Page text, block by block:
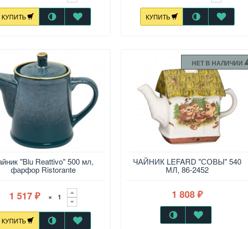
КУПИТЬ КУПИТЬ
"Blu Reattivo" 500 мл,
фарфор Ristorante
1 517₽ ×
КУПИТЬ
НЕТ В НАЛИЧИИ
ЧАЙНИК LEFARD "СОВЫ" 540
МЛ, 86-2452
1 808 ₽